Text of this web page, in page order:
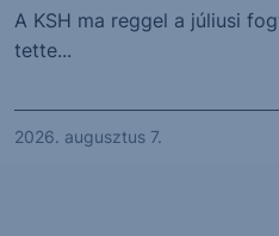
A KSH ma reggel a júliusi
tette...
2026. augusztus 7.